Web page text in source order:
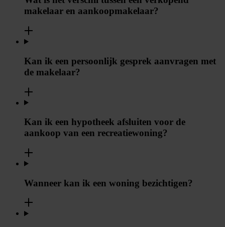
makelaar en aankoopmakelaar?
Kan ik een persoonlijk gesprek aanvragen met
de makelaar?
Kan ik een hypotheek afsluiten voor de
aankoop van een recreatiewoning?
Wanneer kan ik een woning bezichtigen?